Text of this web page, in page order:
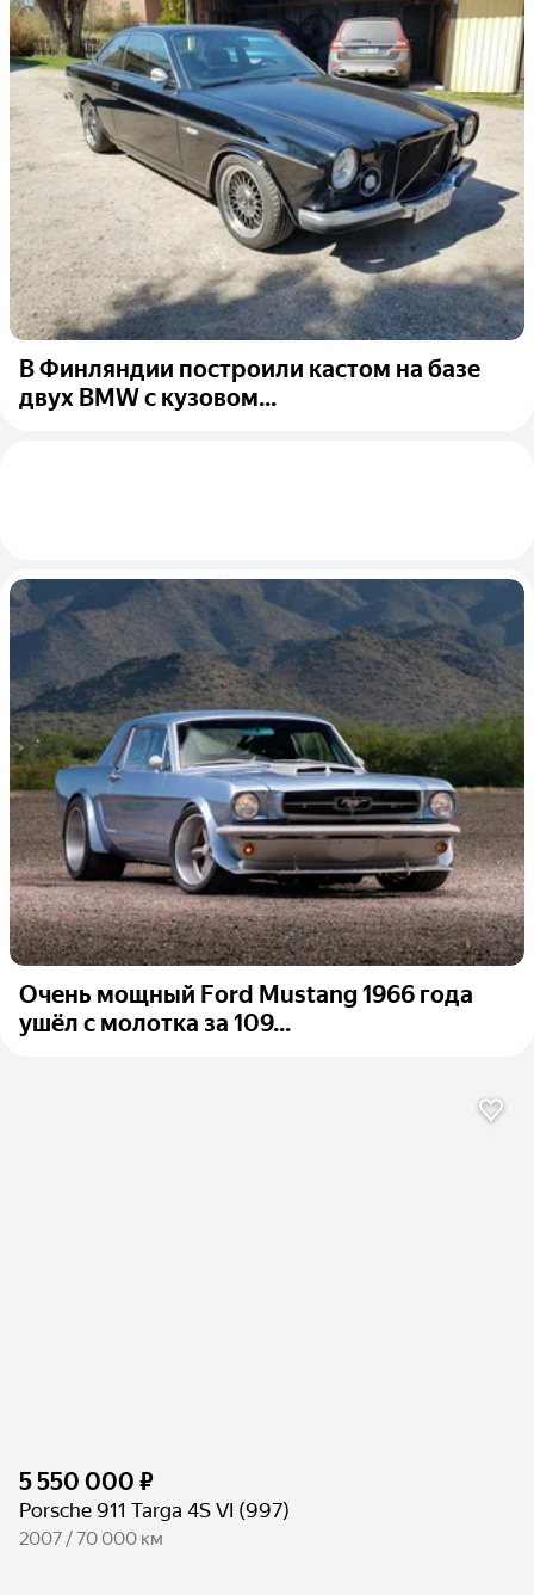
В Финляндии построили кастом на базе
двух BMW с кузовом...
Очень мощный Ford Mustang 1966 года
ушёл с молотка за 109...
5 550 000 ₽
Porsche 911 Targa 4S VI (997)
2007 / 70 000 км